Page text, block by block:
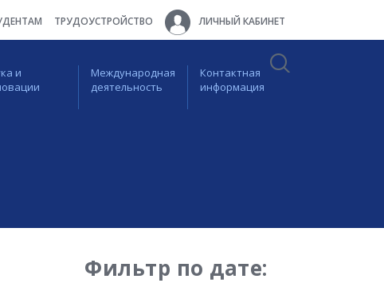
ТРУДОУСТРОЙСТВО ЛИЧНЫЙ КАБИНЕТ
и
Международная
деятельность
Контактная
информация
Фильтр по дате: